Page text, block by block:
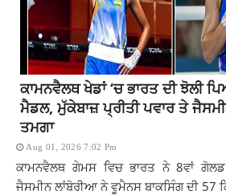
ਕਾਮਨਵੈਲਥ ਖੇਡਾਂ ‘ਚ ਭਾਰਤ ਦੀ ਝੋਲੀ
ਮੈਡਲ, ਮੁੱਕੇਬਾਜ਼ ਪ੍ਰੀਤੀ ਪਵਾਰ ਤੇ
ਤਮਗਾ
Aug 01, 2026 7:02 Pm
ਕਾਮਨਵੈਲਥ ਗੇਮਸ ਵਿਚ ਭਾਰਤ ਨੇ 8ਵਾਂ
ਜੈਸਮੀਨ ਲਾਂਬੋਰੀਆ ਨੇ ਵੂਮੈਨਸ ਬਾਕਸਿੰਗ ਦੀ 57